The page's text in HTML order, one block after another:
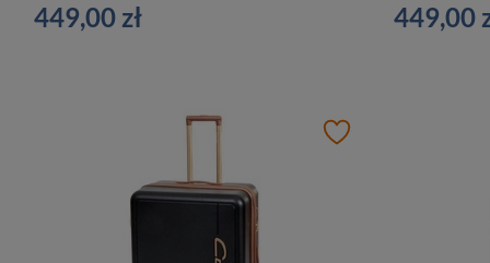
449,00 zł 449,00